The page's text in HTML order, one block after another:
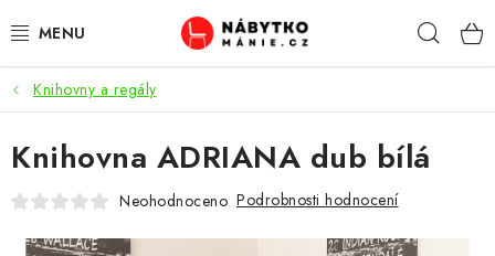
na
OBÝVACÍ POKOJ
KUCHYŇ A JÍDELNA
LOŽNICE
Knihovny a regály
Knihovna ADRIANA dub bílá
Neohodnoceno Podrobnosti hodnocení